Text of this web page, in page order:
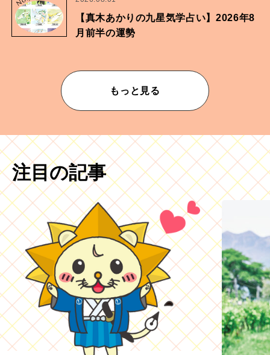
【真木あかりの九星気学占い】2026年8
月前半の運勢
もっと見る
注目の記事